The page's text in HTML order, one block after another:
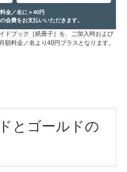
金／名に＋40円
会費をお支払いいただきます。
ドブック［紙冊子］を、ご加入時および
額料金／名より40円プラスとなります。
とゴールドの